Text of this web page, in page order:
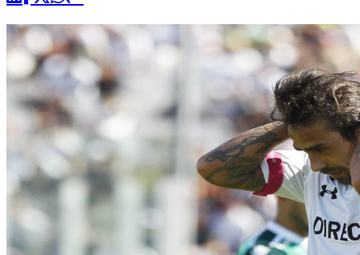
Universidad de Chile
Sustentabilidad